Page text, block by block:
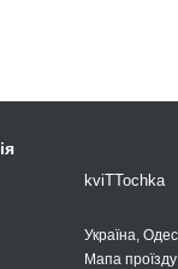
kviTTochka
Мапа проїзду